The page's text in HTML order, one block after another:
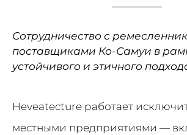
Сотрудничество с
поставщиками Ко-Самуи в
устойчивого и этичного
Heveatecture работает
местными предприятиями —